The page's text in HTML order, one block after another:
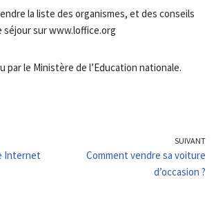
la liste des organismes, et des conseils
sur www.loffice.org
par le Ministère de l’Education nationale.
Internet
SUIVANT
Comment vendre sa voiture
d’occasion ?